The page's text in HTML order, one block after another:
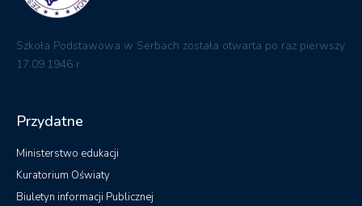
Szkoła Podstawowa w Serbach została otwarta po raz pierwszy
17.09.1946 r.
Przydatne
Ministerstwo edukacji
Kuratorium Oświaty
Biuletyn informacji Publicznej